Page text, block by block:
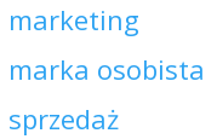
marketing
marka osobista
sprzedaż